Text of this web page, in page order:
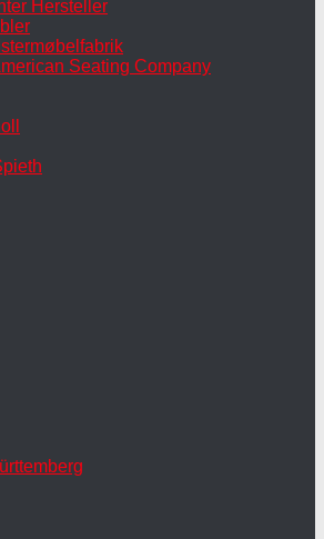
Hersteller
Seating Company